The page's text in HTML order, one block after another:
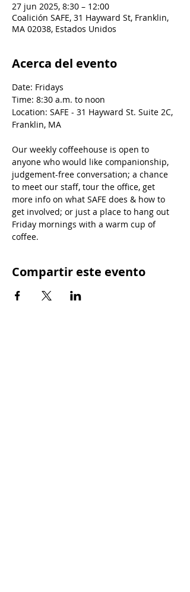
27 jun 2025, 8:30 – 12:00
Coalición SAFE, 31 Hayward St, Franklin,
MA 02038, Estados Unidos
Acerca del evento
Date: Fridays
Time: 8:30 a.m. to noon
Location: SAFE - 31 Hayward St. Suite 2C,
Franklin, MA
Our weekly coffeehouse is open to
anyone who would like companionship,
judgement-free conversation; a chance
to meet our staff, tour the office, get
more info on what SAFE does & how to
get involved; or just a place to hang out
Friday mornings with a warm cup of
coffee.
Compartir este evento